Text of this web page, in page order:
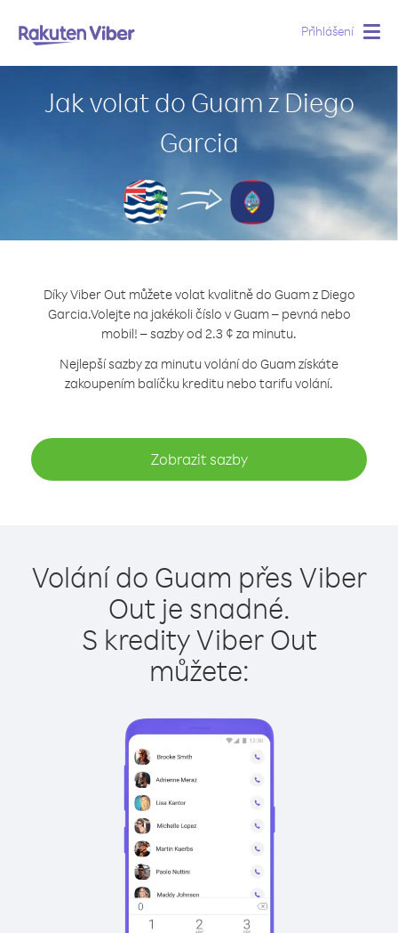
Přihlášení
Jak volat do Guam z Diego
Garcia
Díky Viber Out můžete volat kvalitně do Guam z Diego
Garcia.Volejte na jakékoli číslo v Guam – pevná nebo
mobil! – sazby od 2.3 ¢ za minutu.
Nejlepší sazby za minutu volání do Guam získáte
zakoupením balíčku kreditu nebo tarifu volání.
Zobrazit sazby
Volání do Guam přes Viber
Out je snadné.
S kredity Viber Out
můžete: